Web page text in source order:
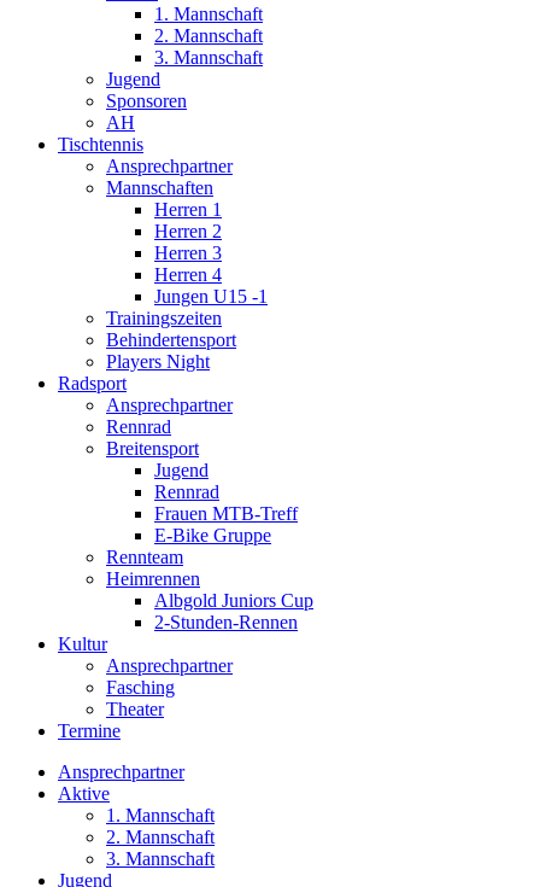
1. Mannschaft
2. Mannschaft
3. Mannschaft
Jugend
Sponsoren
AH
Tischtennis
Ansprechpartner
Mannschaften
Herren 1
Herren 2
Herren 3
Herren 4
Jungen U15 -1
Trainingszeiten
Behindertensport
Players Night
Radsport
Ansprechpartner
Rennrad
Breitensport
Jugend
Rennrad
Frauen MTB-Treff
E-Bike Gruppe
Rennteam
Heimrennen
Albgold Juniors Cup
2-Stunden-Rennen
Kultur
Ansprechpartner
Fasching
Theater
Termine
Ansprechpartner
Aktive
1. Mannschaft
2. Mannschaft
3. Mannschaft
Jugend